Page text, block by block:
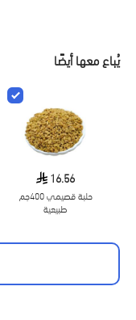
يُباع معها أيضًا
16.56
حلبة قصيمي 400جم
طبيعية